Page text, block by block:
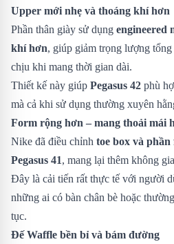
Upper mới nhẹ và thoáng khí hơn
Phần thân giày sử dụng engineered
khí hơn, giúp giảm trọng lượng tổng
chịu khi mang thời gian dài.
Thiết kế này giúp Pegasus 42 phù
mà cả khi sử dụng thường xuyên
Form rộng hơn – mang thoải mái
Nike đã điều chỉnh toe box và
Pegasus 41, mang lại thêm không
Đây là cải tiến rất thực tế với người
những ai có bàn chân bè hoặc
tục.
Đế Waffle bền bỉ và bám đường